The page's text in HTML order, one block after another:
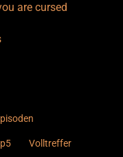
are cursed
Volltreffer